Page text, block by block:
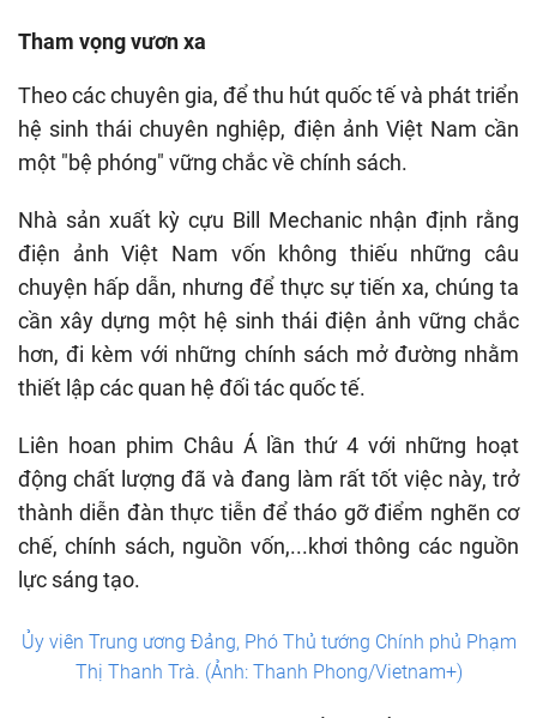
Tham vọng vươn xa
Theo các chuyên gia, để thu hút quốc tế và phát triển
hệ sinh thái chuyên nghiệp, điện ảnh Việt Nam cần
một "bệ phóng" vững chắc về chính sách.
Nhà sản xuất kỳ cựu Bill Mechanic nhận định rằng
điện ảnh Việt Nam vốn không thiếu những câu
chuyện hấp dẫn, nhưng để thực sự tiến xa, chúng ta
cần xây dựng một hệ sinh thái điện ảnh vững chắc
hơn, đi kèm với những chính sách mở đường nhằm
thiết lập các quan hệ đối tác quốc tế.
Liên hoan phim Châu Á lần thứ 4 với những hoạt
động chất lượng đã và đang làm rất tốt việc này, trở
thành diễn đàn thực tiễn để tháo gỡ điểm nghẽn cơ
chế, chính sách, nguồn vốn,...khơi thông các nguồn
lực sáng tạo.
Ủy viên Trung ương Đảng, Phó Thủ tướng Chính phủ Phạm
Thị Thanh Trà. (Ảnh: Thanh Phong/Vietnam+)